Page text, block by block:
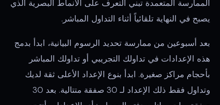
الممارسة المتعمدة تبني التعرف على الأنماط البصرية الذي
يصبح في النهاية تلقائياً أثناء التداول المباشر.
بعد أسبوعين من ممارسة تحديد الرسوم البيانية، ابدأ بدمج
هذه الإعدادات في تداولك التجريبي أو تداولك المباشر
بأحجام مراكز صغيرة. ابدأ بنوع الإعداد الأعلى ثقة لديك
وتداول فقط ذلك الإعداد لـ 30 صفقة متتالية. بعد 30